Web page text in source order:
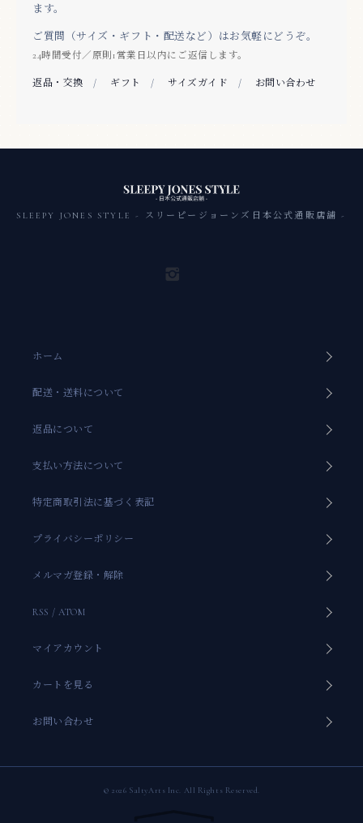
ます。
ご質問（サイズ・ギフト・配送など）はお気軽にどうぞ。
24時間受付／原則1営業日以内にご返信します。
返品・交換 / ギフト / サイズガイド / お問い合わせ
SLEEPY JONES STYLE - スリーピージョーンズ日本公式通販店舗 -
ホーム
配送・送料について
返品について
支払い方法について
特定商取引法に基づく表記
プライバシーポリシー
メルマガ登録・解除
RSS / ATOM
マイアカウント
カートを見る
お問い合わせ
© 2026 SaltyArts Inc. All Rights Reserved.